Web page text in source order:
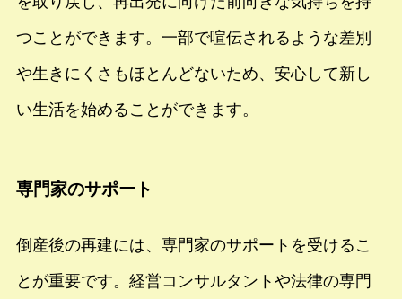
つことができます。一部で喧伝されるような差別
や生きにくさもほとんどないため、安心して新し
い生活を始めることができます。
専門家のサポート
倒産後の再建には、専門家のサポートを受けるこ
とが重要です。経営コンサルタントや法律の専門